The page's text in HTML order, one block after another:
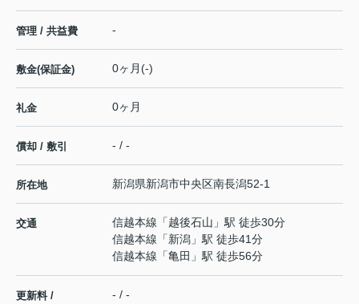
管理 / 共益費 -
敷金(保証金) 0ヶ月(-)
礼金 0ヶ月
償却 / 敷引 - / -
所在地 新潟県新潟市中央区南長潟52-1
交通 信越本線 「越後石山 」駅 徒歩30分
信越本線 「新潟 」駅 徒歩41分
信越本線 「亀田 」駅 徒歩56分
更新料 /
- / -